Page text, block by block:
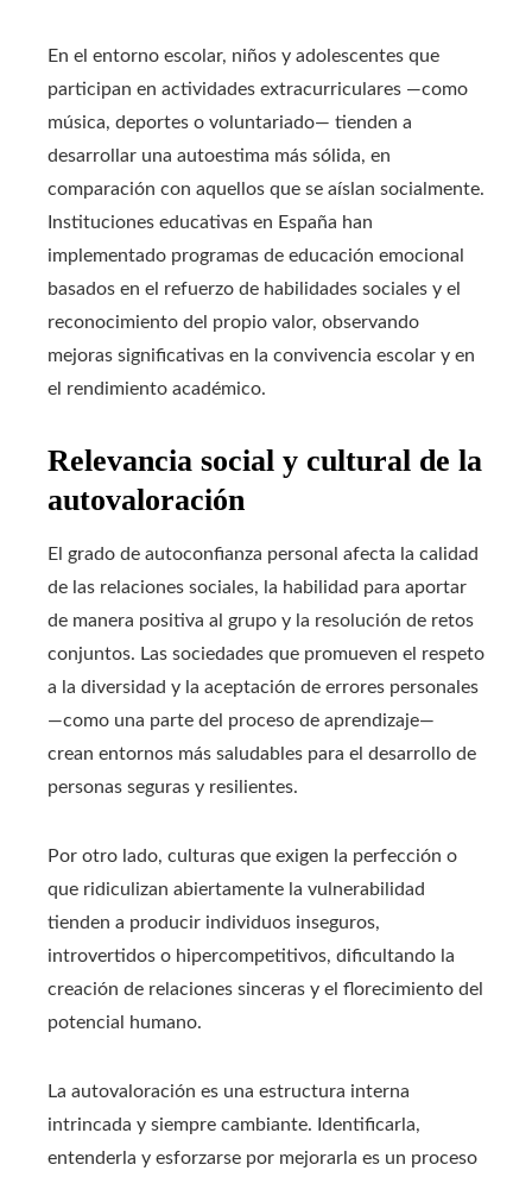
En el entorno escolar, niños y adolescentes que
participan en actividades extracurriculares —como
música, deportes o voluntariado— tienden a
desarrollar una autoestima más sólida, en
comparación con aquellos que se aíslan socialmente.
Instituciones educativas en España han
implementado programas de educación emocional
basados en el refuerzo de habilidades sociales y el
reconocimiento del propio valor, observando
mejoras significativas en la convivencia escolar y en
el rendimiento académico.
Relevancia social y cultural de la
autovaloración
El grado de autoconfianza personal afecta la calidad
de las relaciones sociales, la habilidad para aportar
de manera positiva al grupo y la resolución de retos
conjuntos. Las sociedades que promueven el respeto
a la diversidad y la aceptación de errores personales
—como una parte del proceso de aprendizaje—
crean entornos más saludables para el desarrollo de
personas seguras y resilientes.
Por otro lado, culturas que exigen la perfección o
que ridiculizan abiertamente la vulnerabilidad
tienden a producir individuos inseguros,
introvertidos o hipercompetitivos, dificultando la
creación de relaciones sinceras y el florecimiento del
potencial humano.
La autovaloración es una estructura interna
intrincada y siempre cambiante. Identificarla,
entenderla y esforzarse por mejorarla es un proceso